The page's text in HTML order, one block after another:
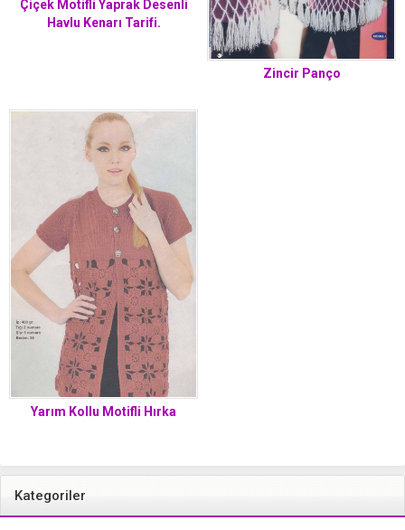
Çiçek Motifli Yaprak Desenli
Havlu Kenarı Tarifi.
Zincir Panço
Yarım Kollu Motifli Hırka
Kategoriler